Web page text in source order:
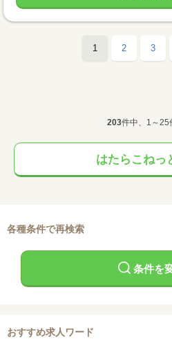
1 2 3
203件中、1～25
はたらこねっ
各種条件で再検索
条件を
おすすめ求人ワード